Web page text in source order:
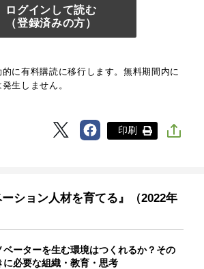
ログインして読む
（登録済みの方）
に有料購読に移行します。無料期間内に
生しません。
印刷
ション人材を育てる』（2022年
ベーターを生む環境はつくれるか？その
に必要な組織・教育・思考